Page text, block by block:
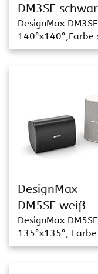
DM3SE
DesignMax
140°x140°,Farbe
DesignMax
DM5SE weiß
DesignMax
135°x135°,